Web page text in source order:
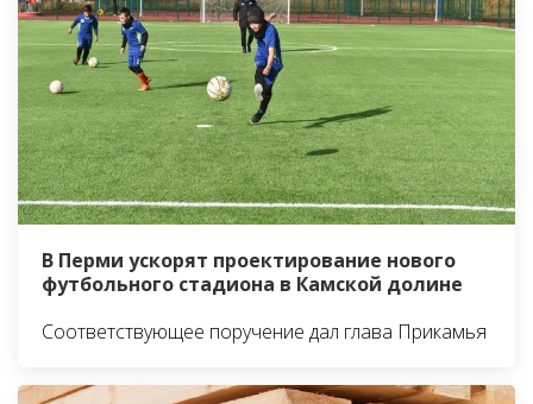
В Перми ускорят проектирование нового
футбольного стадиона в Камской долине
Соответствующее поручение дал глава Прикамья